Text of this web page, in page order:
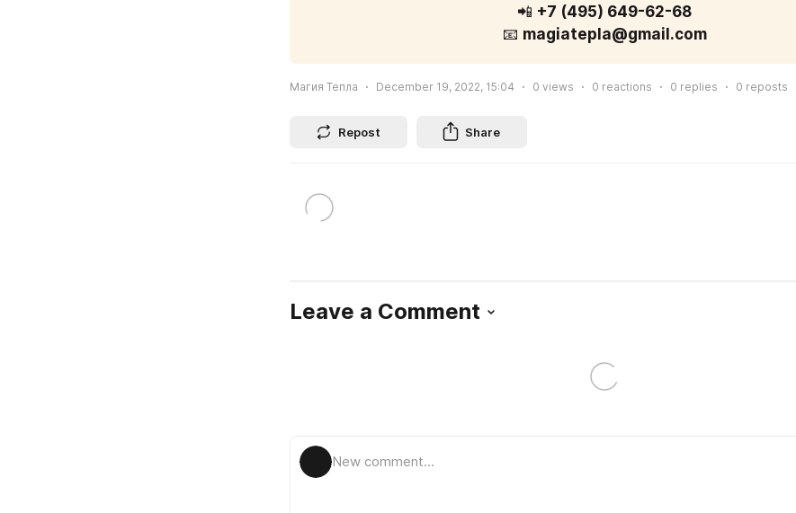
📲 +7 (495) 649-62-68
📧 magiatepla@gmail.com
Магия Тепла December 19, 2022, 15:04 0 views 0 reactions 0 replies 0 reposts
Repost Share
Leave a Comment